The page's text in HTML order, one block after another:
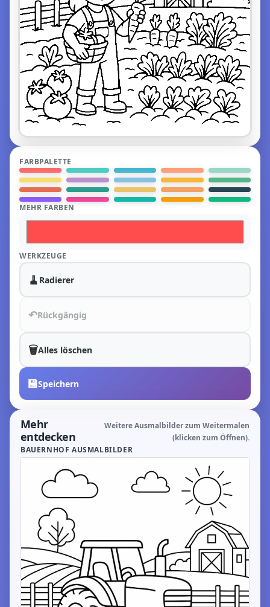
FARBPALETTE
MEHR FARBEN
WERKZEUGE
🧹 Radierer
↶Rückgängig
🗑️Alles löschen
💾Speichern
Mehr
entdecken
Weitere Ausmalbilder zum Weitermalen
(klicken zum Öffnen).
BAUERNHOF AUSMALBILDER